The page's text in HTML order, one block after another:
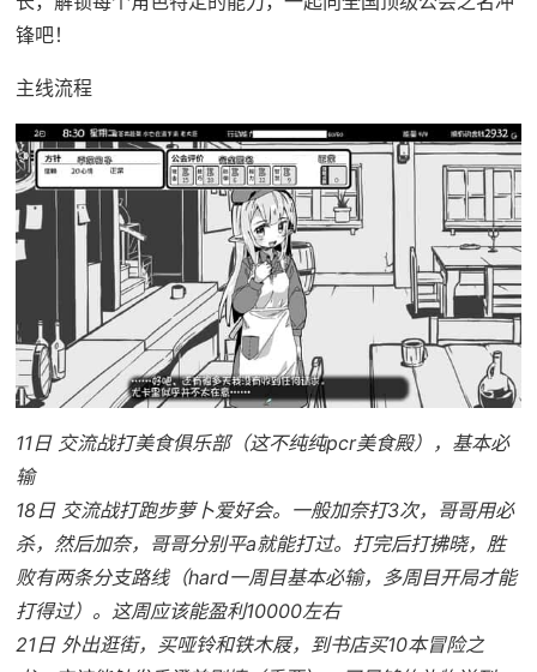
锋吧！
主线流程
11日 交流战打美食俱乐部（这不纯纯pcr美食殿），基本必
输
18日 交流战打跑步萝卜爱好会。一般加奈打3次，哥哥用必
杀，然后加奈，哥哥分别平a就能打过。打完后打拂晓，胜
败有两条分支路线（hard一周目基本必输，多周目开局才能
打得过）。这周应该能盈利10000左右
21日 外出逛街，买哑铃和铁木屐，到书店买10本冒险之